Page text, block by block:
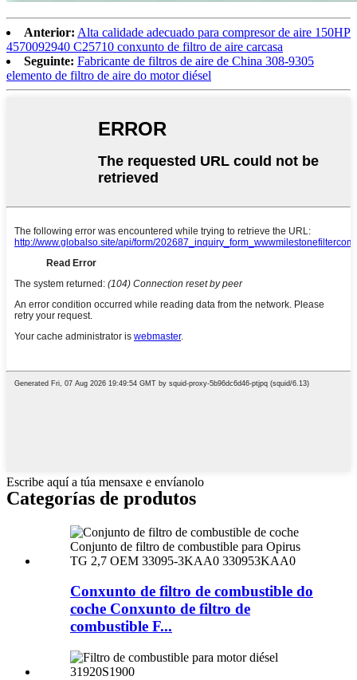
Anterior: Alta calidade adecuado para compresor de aire 150HP
4570092940 C25710 conxunto de filtro de aire carcasa
Seguinte: Fabricante de filtros de aire de China 308-9305
elemento de filtro de aire do motor diésel
Escribe aquí a túa mensaxe e envíanolo
Categorías de produtos
Conxunto de filtro de combustible do
coche Conxunto de filtro de
combustible F...